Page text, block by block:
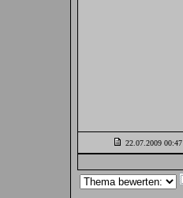
22.07.2009 00:47